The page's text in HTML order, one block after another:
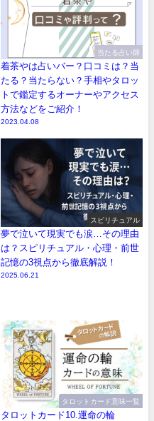
当たる占い師
着茶やは占いバー？口コミは？当
たる？当たらない？手相やタロッ
トで鑑定するオーナーやアクセス
方法などをご紹介！
2023.04.08
スピリチュアル
夢で泣いて現実でも涙…その理由
は？スピリチュアル・心理・前世
記憶の3視点から徹底解説！
2025.06.21
タロットカード意味一覧
タロットカード10.運命の輪